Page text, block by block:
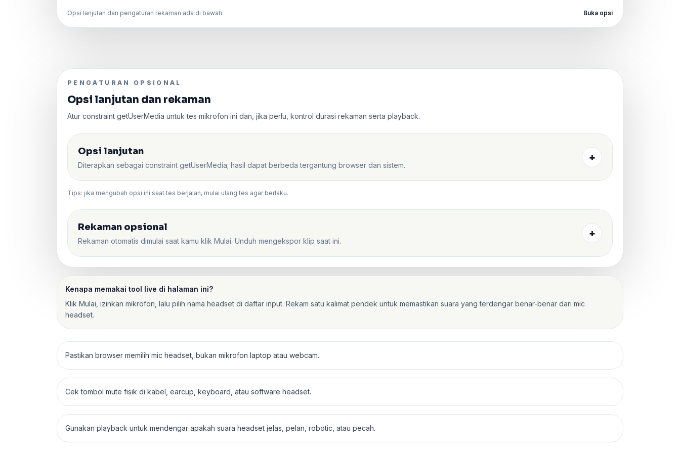
Opsi lanjutan dan pengaturan rekaman ada di bawah. Buka opsi
PENGATURAN OPSIONAL
Opsi lanjutan dan rekaman
Atur constraint getUserMedia untuk tes mikrofon ini dan, jika perlu, kontrol durasi rekaman serta playback.
Opsi lanjutan
Diterapkan sebagai constraint getUserMedia; hasil dapat berbeda tergantung browser dan sistem.
+
Tips: jika mengubah opsi ini saat tes berjalan, mulai ulang tes agar berlaku.
Rekaman opsional
Rekaman otomatis dimulai saat kamu klik Mulai. Unduh mengekspor klip saat ini.
+
Kenapa memakai tool live di halaman ini?
Klik Mulai, izinkan mikrofon, lalu pilih nama headset di daftar input. Rekam satu kalimat pendek untuk memastikan suara yang terdengar benar-benar dari mic
headset.
Pastikan browser memilih mic headset, bukan mikrofon laptop atau webcam.
Cek tombol mute fisik di kabel, earcup, keyboard, atau software headset.
Gunakan playback untuk mendengar apakah suara headset jelas, pelan, robotic, atau pecah.